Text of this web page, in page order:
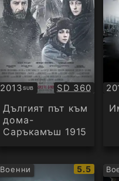
2013SUB
Субтитри Качество:
SD 360
Дългият път към
дома-
Саръкамъш 1915
Военни
IMDb
рейтинг:
5.5